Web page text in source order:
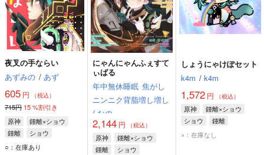
夜叉の手ならい
あずみの / あず
605 円 （税込）
715円 15%割引き
原神
鍾離×ショウ
鍾離
ショウ
○：在庫あり
にゃんにゃんふぇすて
ぃばる
年中無休睡眠 焦がし
ニンニク背脂増し増し
/ なの
2,144 円 （税込）
原神
鍾離×ショウ
鍾離
ショウ
しょうにゃけぽセット
k4m / k4m
1,572円 （税込）
原神
鍾離×ショウ
ショウ
鍾離
×：在庫なし